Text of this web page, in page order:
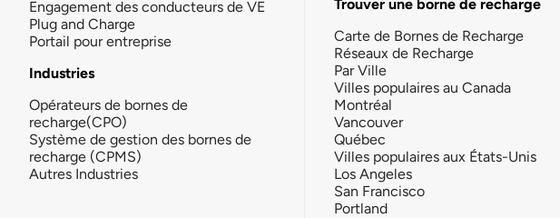
Engagement des conducteurs de VE
Plug and Charge
Portail pour entreprise
Industries
Opérateurs de bornes de
recharge(CPO)
Système de gestion des bornes de
recharge (CPMS)
Autres Industries
Trouver une borne de recharge
Carte de Bornes de Recharge
Réseaux de Recharge
Par Ville
Villes populaires au Canada
Montréal
Vancouver
Québec
Villes populaires aux États-Unis
Los Angeles
San Francisco
Portland